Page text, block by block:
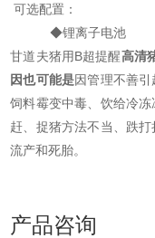
可选配置：
◆锂离子电池
甘道夫猪用B超提醒高清
因也可能是因管理不善
饲料霉变中毒、饮给冷冻
赶、捉猪方法不当、跌
流产和死胎。
产品咨询